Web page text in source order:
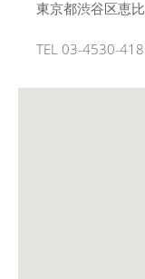
東京都渋谷区恵
TEL 03-4530-